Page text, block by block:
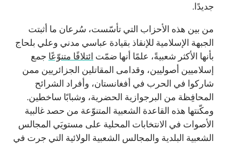
جديدًا.
من بين هذه الأحزاب التي تأسّست، سُرعان ما أثبتت
الجبهة الإسلامية للإنقاذ بقيادة عباسي مدني وعلي بلحاج
بأنها الأكثر شعبيةً، علمًا أنها ضمّت ائتلافًا متنوّعًا جمع
إسلاميين أصوليين، وقدامى المقاتلين الجزائريين ممن
شاركوا في الحرب في أفغانستان، وأفراد الشرائح
المحافِظة من البرجوازية الحضرية، وشبابًا ساخطين.
ومكّنتها هذه القاعدة الشعبية المتنوّعة من حصد غالبية
الأصوات في الانتخابات المحلية على مستويَي المجالس
الشعبية البلدية والمجالس الشعبية الولائية التي جرت في